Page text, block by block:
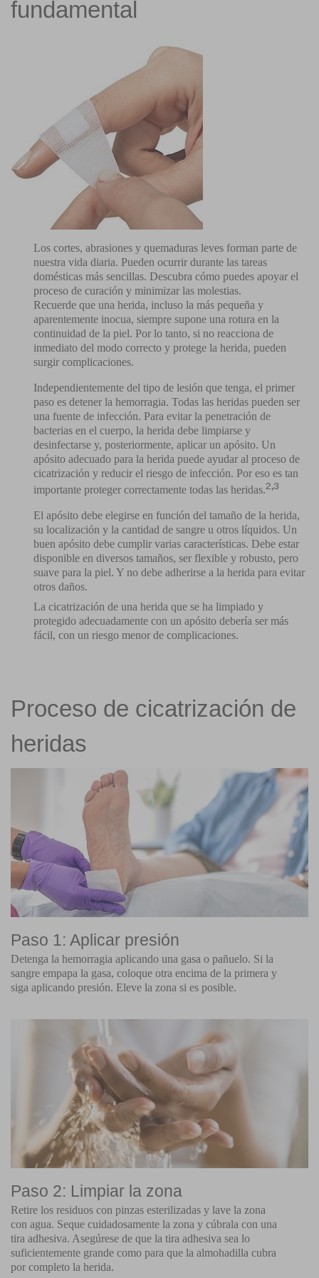
fundamental
Los cortes, abrasiones y quemaduras leves forman parte de
nuestra vida diaria. Pueden ocurrir durante las tareas
domésticas más sencillas. Descubra cómo puedes apoyar el
proceso de curación y minimizar las molestias.
Recuerde que una herida, incluso la más pequeña y
aparentemente inocua, siempre supone una rotura en la
continuidad de la piel. Por lo tanto, si no reacciona de
inmediato del modo correcto y protege la herida, pueden
surgir complicaciones.
Independientemente del tipo de lesión que tenga, el primer
paso es detener la hemorragia. Todas las heridas pueden ser
una fuente de infección. Para evitar la penetración de
bacterias en el cuerpo, la herida debe limpiarse y
desinfectarse y, posteriormente, aplicar un apósito. Un
apósito adecuado para la herida puede ayudar al proceso de
cicatrización y reducir el riesgo de infección. Por eso es tan
importante proteger correctamente todas las heridas.2,3
El apósito debe elegirse en función del tamaño de la herida,
su localización y la cantidad de sangre u otros líquidos. Un
buen apósito debe cumplir varias características. Debe estar
disponible en diversos tamaños, ser flexible y robusto, pero
suave para la piel. Y no debe adherirse a la herida para evitar
otros daños.
La cicatrización de una herida que se ha limpiado y
protegido adecuadamente con un apósito debería ser más
fácil, con un riesgo menor de complicaciones.
Proceso de cicatrización de
heridas
Paso 1: Aplicar presión
Detenga la hemorragia aplicando una gasa o pañuelo. Si la
sangre empapa la gasa, coloque otra encima de la primera y
siga aplicando presión. Eleve la zona si es posible.
Paso 2: Limpiar la zona
Retire los residuos con pinzas esterilizadas y lave la zona
con agua. Seque cuidadosamente la zona y cúbrala con una
tira adhesiva. Asegúrese de que la tira adhesiva sea lo
suficientemente grande como para que la almohadilla cubra
por completo la herida.